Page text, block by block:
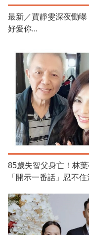
最新／賈靜雯深夜慟
好愛你...
85歲失智父身亡！林
「開示一番話」忍不住